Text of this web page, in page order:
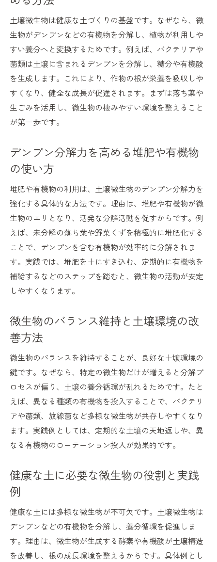
土壌微生物は健康な土づくりの基盤です。なぜなら、微
生物がデンプンなどの有機物を分解し、植物が利用しや
すい養分へと変換するためです。例えば、バクテリアや
菌類は土壌に含まれるデンプンを分解し、糖分や有機酸
を生成します。これにより、作物の根が栄養を吸収しや
すくなり、健全な成長が促進されます。まずは落ち葉や
生ごみを活用し、微生物の棲みやすい環境を整えること
が第一歩です。
デンプン分解力を高める堆肥や有機物
の使い方
堆肥や有機物の利用は、土壌微生物のデンプン分解力を
強化する具体的な方法です。理由は、堆肥や有機物が微
生物のエサとなり、活発な分解活動を促すからです。例
えば、未分解の落ち葉や野菜くずを積極的に堆肥化する
ことで、デンプンを含む有機物が効率的に分解されま
す。実践では、堆肥を土にすき込む、定期的に有機物を
補給するなどのステップを踏むと、微生物の活動が安定
しやすくなります。
微生物のバランス維持と土壌環境の改
善方法
微生物のバランスを維持することが、良好な土壌環境の
鍵です。なぜなら、特定の微生物だけが増えると分解プ
ロセスが偏り、土壌の養分循環が乱れるためです。たと
えば、異なる種類の有機物を投入することで、バクテリ
アや菌類、放線菌など多様な微生物が共存しやすくなり
ます。実践例としては、定期的な土壌の天地返しや、異
なる有機物のローテーション投入が効果的です。
健康な土に必要な微生物の役割と実践
例
健康な土には多様な微生物が不可欠です。土壌微生物は
デンプンなどの有機物を分解し、養分循環を促進しま
す。理由は、微生物が生成する酵素や有機酸が土壌構造
を改善し、根の成長環境を整えるからです。具体例とし